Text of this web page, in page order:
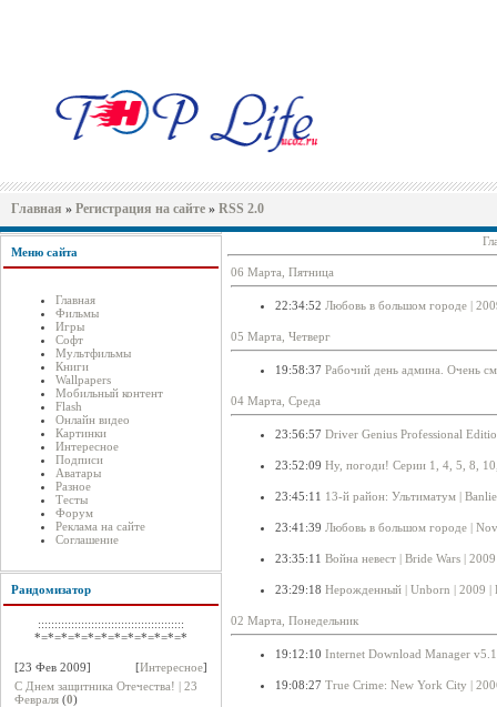
Главная » Регистрация на сайте » RSS 2.0
Меню сайта
Главная
Фильмы
Игры
Софт
Мультфильмы
Книги
Wallpapers
Мобильный контент
Flash
Онлайн видео
Картинки
Интересное
Подписи
Аватары
Разное
Тесты
Форум
Реклама на сайте
Соглашение
Рандомизатор
::::::::::::::::::::::::::::::::::::::::::::
*=*=*=*=*=*=*=*=*=*=*=*
[23 Фев 2009] [Интересное]
С Днем защитника Отечества! | 23
Февраля (0)
06 Марта, Пятница
22:34:52 Любовь в большом городе |
05 Марта, Четверг
19:58:37 Рабочий день админа. Очень
04 Марта, Среда
23:56:57 Driver Genius Professional
23:52:09 Ну, погоди! Серии 1, 4, 5, 8,
23:45:11 13-й район: Ультиматум |
23:41:39 Любовь в большом городе |
23:35:11 Война невест | Bride Wars |
23:29:18 Нерожденный | Unborn | 2009 |
02 Марта, Понедельник
19:12:10 Internet Download Manager
19:08:27 True Crime: New York City |